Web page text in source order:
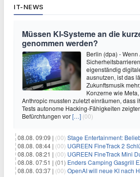
IT-NEWS
Müssen KI-Systeme an die
genommen werden?
Berlin (dpa) -
eigenständig
ausnutzen, ist das
Zukunftsmusik
Konzerne wie
Anthropic mussten zuletzt einräumen, dass
Tests autonome Hacking-Fähigkeiten
Befürchtungen vor[…] (00)
08.08. 09:09 | (00) Stage Entertainment:
08.08. 08:44 | (00) UGREEN FineTrack 2
08.08. 08:21 | (00) UGREEN FineTrack Mini Duo 2
08.08. 07:51 | (01) Enders Camping Gasgrill
08.08. 03:37 | (00) OpenAI will neue KI nach